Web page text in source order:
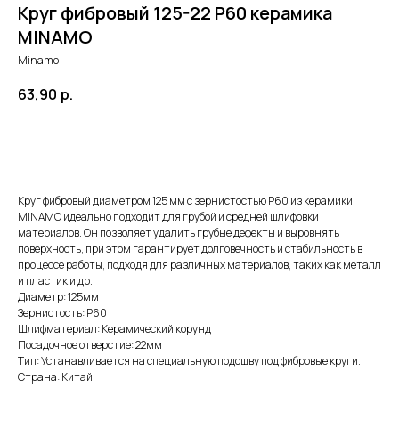
Круг фибровый 125-22 Р60 керамика
MINAMO
Minamo
63,90 р.
Круг фибровый диаметром 125 мм с зернистостью Р60 из керамики
MINAMO идеально подходит для грубой и средней шлифовки
материалов. Он позволяет удалить грубые дефекты и выровнять
поверхность, при этом гарантирует долговечность и стабильность в
процессе работы, подходя для различных материалов, таких как металл
и пластик и др.
Диаметр: 125мм
Зернистость: Р60
Шлифматериал: Керамический корунд
Посадочное отверстие: 22мм
Тип: Устанавливается на специальную подошву под фибровые круги.
Страна: Китай